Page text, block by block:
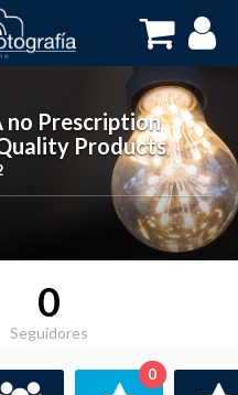
no Prescription
Products,
0
Seguidores
0